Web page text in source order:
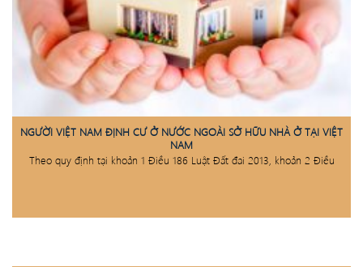
NGƯỜI VIỆT NAM ĐỊNH CƯ Ở NƯỚC NGOÀI SỞ HỮU NHÀ Ở TẠI VIỆT
NAM
Theo quy định tại khoản 1 Điều 186 Luật Đất đai 2013, khoản 2 Điều